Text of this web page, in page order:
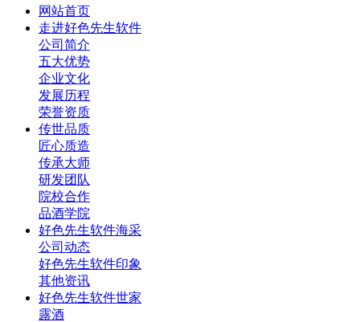
网站首页
走进好色先生软件
公司简介
五大优势
企业文化
发展历程
荣誉资质
传世品质
匠心质造
传承大师
研发团队
院校合作
品酒学院
好色先生软件海采
公司动态
好色先生软件印象
其他资讯
好色先生软件世家
露酒